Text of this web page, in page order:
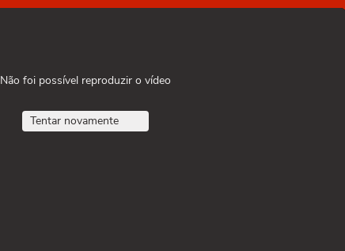
Não foi possível reproduzir o vídeo
Tentar novamente